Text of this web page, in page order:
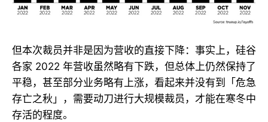
但本次裁员并非是因为营收的直接下降：事实上，硅谷
各家 2022 年营收虽然略有下跌，但总体上仍然保持了
平稳，甚至部分业务略有上涨，看起来并没有到「危急
存亡之秋」，需要动刀进行大规模裁员，才能在寒冬中
存活的程度。